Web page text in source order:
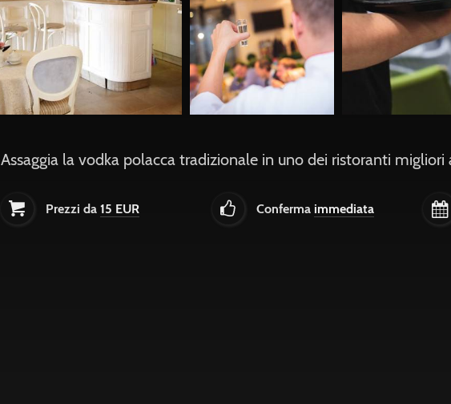
Assaggia la vodka polacca tradizionale in uno dei ristoranti migliori
Prezzi da 15 EUR Conferma immediata